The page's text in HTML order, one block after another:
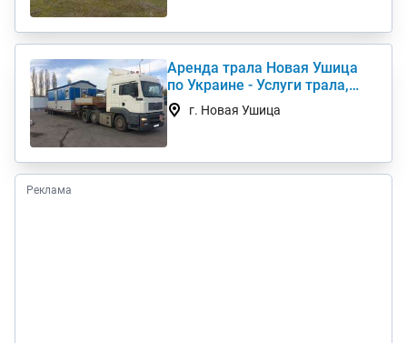
Аренда трала Новая Ушица
по Украине - Услуги трала,
низкорамный трал
г. Новая Ушица
Реклама